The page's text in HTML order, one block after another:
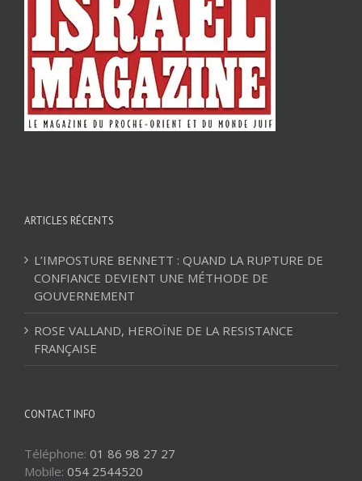
ARTICLES RÉCENTS
L’IMPOSTURE BENNETT : QUAND LA RUPTURE DE
CONFIANCE DEVIENT UNE MÉTHODE DE
GOUVERNEMENT
ROSE VALLAND, HEROÏNE DE LA RESISTANCE
FRANÇAISE
CONTACT INFO
Téléphone: 01 86 98 27 27
Mobile: 054 2544520